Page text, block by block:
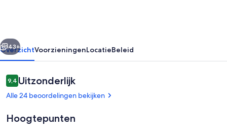
Riverfront
Retreat
Volgende
43+
OverzichtVoorzieningenLocatieBeleid
Beoordelingen
9,49,4 op 10 –
Uitzonderlijk
Alle 24 beoordelingen bekijken
Hoogtepunten